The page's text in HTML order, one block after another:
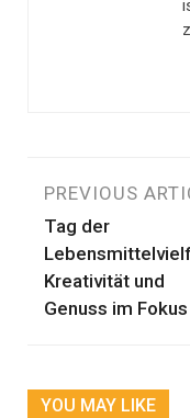
PREVIOUS
Tag der
Kreativität und
Genuss im Fokus
YOU MAY LIKE